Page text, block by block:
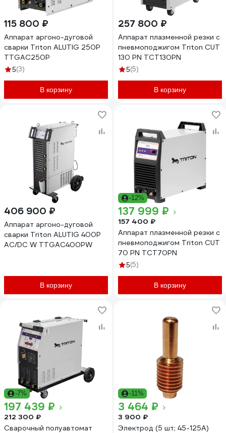
115 800 ₽
Аппарат аргоно-дуговой
сварки Triton ALUTIG 250P
TTGAC250P
5(3)
В корзину
257 800 ₽
Аппарат плазменной резки с
пневмоподжигом Triton CUT
130 PN TCT130PN
5(5)
В корзину
406 900 ₽
Аппарат аргоно-дуговой
сварки Triton ALUTIG 400Р
AC/DC W TTGAC400PW
В корзину
-12%
137 999 ₽
157 400 ₽
Аппарат плазменной резки с
пневмоподжигом Triton CUT
70 PN TCT70PN
5(5)
В корзину
-7%
197 439 ₽
212 300 ₽
Сварочный полуавтомат
-11%
3 464 ₽
3 900 ₽
Электрод (5 шт; 45-125А)